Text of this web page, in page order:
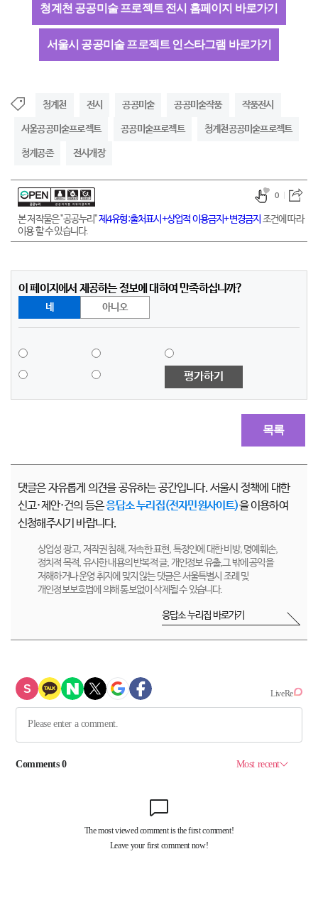
청계천 공공미술 프로젝트 전시 홈페이지 바로가기
서울시 공공미술 프로젝트 인스타그램 바로가기
청계천 전시 공공미술 공공미술작품 작품전시
서울공공미술프로젝트 공공미술프로젝트 청계천공공미술프로젝트
청계공존 전시개장
본 저작물은 "공공누리"제4유형:출처표시+상업적 이용금지+변경금지 조건에 따라
이용 할 수 있습니다.
0
이 페이지에서 제공하는 정보에 대하여 만족하십니까?
네 아니오
평가하기
목록
댓글은 자유롭게 의견을 공유하는 공간입니다. 서울시 정책에 대한
신고·제안·건의 등은응답소 누리집(전자민원사이트)을 이용하여
신청해주시기 바랍니다.
상업성 광고, 저작권 침해, 저속한 표현, 특정인에 대한 비방, 명예훼손,
정치적 목적, 유사한 내용의 반복적 글, 개인정보 유출,그 밖에 공익을
저해하거나 운영 취지에 맞지 않는 댓글은 서울특별시 조례 및
개인정보보호법에 의해 통보없이 삭제될 수 있습니다.
응답소 누리집 바로가기